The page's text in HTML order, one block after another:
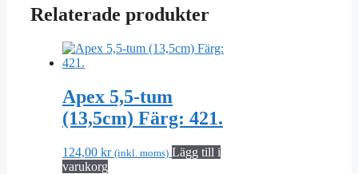
Relaterade produkter
Apex 5,5-tum
(13,5cm) Färg: 421.
124,00 kr (inkl. moms) Lägg till i
varukorg